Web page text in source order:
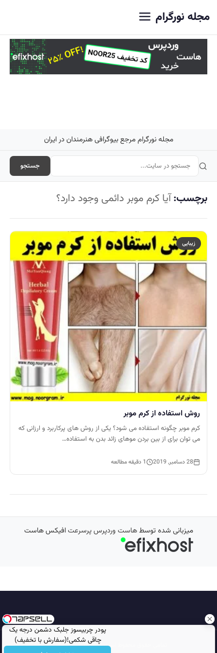
پودر چربیسوز جلبک دشمن درجه یک
چاقی شکمی!(سفارش با تخفیف)
مجله نورگرام
مجله نورگرام مرجع بیوگرافی هنرمندان در ایران
جستجو
برچسب:آیا کرم موبر دائمی وجود دارد؟
زیبایی
روش استفاده از کرم موبر
کرم موبر چگونه استفاده می شود؟ یکی از روش های پرکاربرد و ارزانی که
می توان برای از بین بردن موهای زائد بدن به استفاده…
28 دسامبر, 2019 1 دقیقه مطالعه
میزبانی شده توسطهاست وردپرس پرسرعتافیکس هاست
تمامی حقوق محفوظ است © 2026 مجله نورگرام